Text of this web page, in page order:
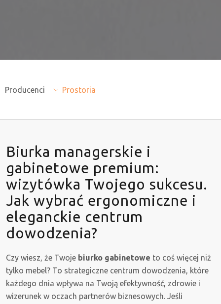
Producenci Prostoria
Biurka managerskie i
gabinetowe premium:
wizytówka Twojego sukcesu.
Jak wybrać ergonomiczne i
eleganckie centrum
dowodzenia?
Czy wiesz, że Twoje biurko gabinetowe to coś więcej niż
tylko mebel? To strategiczne centrum dowodzenia, które
każdego dnia wpływa na Twoją efektywność, zdrowie i
wizerunek w oczach partnerów biznesowych. Jeśli